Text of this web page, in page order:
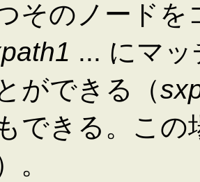
そのノード
... にマ
ができる（
できる。この
。